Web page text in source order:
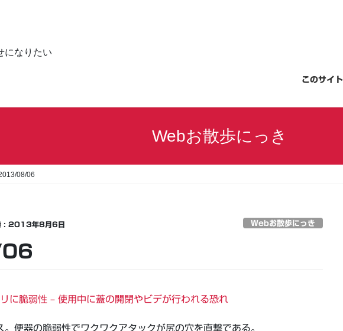
になりたい
このサイト
Webお散歩にっき
08/06
: 2013年8月6日 Webお散歩にっき
に脆弱性 – 使用中に蓋の開閉やビデが行われる恐れ
便器の脆弱性でワクワクアタックが尻の穴を直撃である。